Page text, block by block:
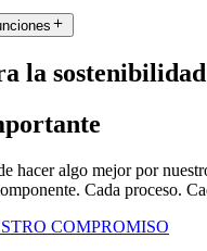
la sostenibilidad
hacer algo mejor por
Cada proceso.
COMPROMISO